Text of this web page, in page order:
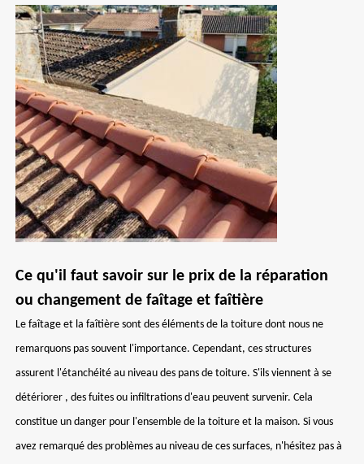
Ce qu'il faut savoir sur le prix de la réparation
ou changement de faîtage et faîtière
Le faîtage et la faîtière sont des éléments de la toiture dont nous ne
remarquons pas souvent l'importance. Cependant, ces structures
assurent l'étanchéité au niveau des pans de toiture. S'ils viennent à se
détériorer , des fuites ou infiltrations d'eau peuvent survenir. Cela
constitue un danger pour l'ensemble de la toiture et la maison. Si vous
avez remarqué des problèmes au niveau de ces surfaces, n'hésitez pas à